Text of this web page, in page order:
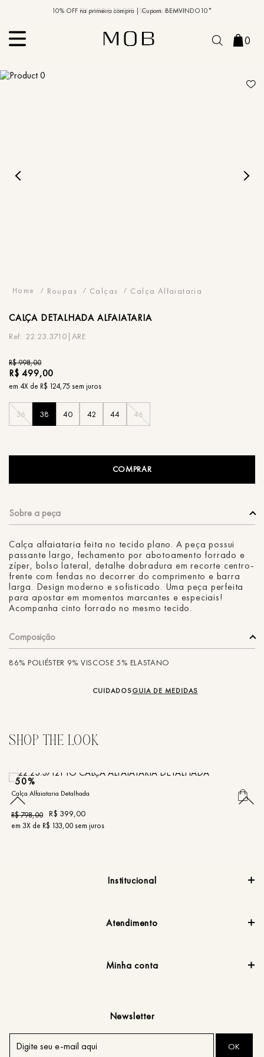
PIX MOB | 5%OFF - Seu look merece!
10% OFF na primeira compra | Cupom: BEMVINDO10*
0
Roupas Calças Calça Alfaiataria
CALÇA DETALHADA ALFAIATARIA
22.23.3710|ARE
R$998,00
R$ 499,00
em 4X de R$ 124,75 sem juros
36 38 40 42 44 46
COMPRAR
Calça alfaiataria feita no tecido plano. A peça possui
passante largo, fechamento por abotoamento forrado e
zíper, bolso lateral, detalhe dobradura em recorte centro-
frente com fendas no decorrer do comprimento e barra
larga. Design moderno e sofisticado. Uma peça perfeita
para apostar em momentos marcantes e especiais!
Acompanha cinto forrado no mesmo tecido.
Composição
86% POLIÉSTER 9% VISCOSE 5% ELASTANO
CUIDADOSGUIA DE MEDIDAS
50%
Calça Alfaiataria Detalhada
R$798,00 R$ 399,00
em 3X de R$ 133,00sem juros
Institucional
Atendimento
Minha conta
Newsletter
OK